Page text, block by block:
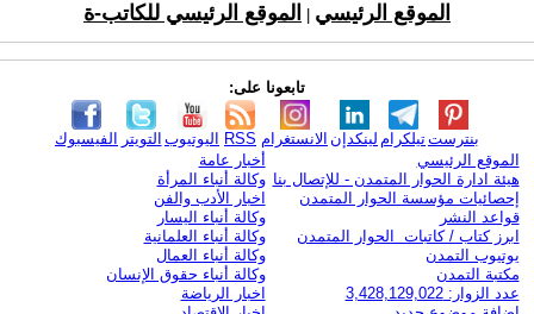
الموقع الرئيسي الموقع الرئيسي للكاتب-ة
تابعونا على:
الفيسبوك التويتر اليوتيوب RSS الانستغرام لينكدإن تيلكرامبنترست
الموقع الرئيسي
هيئة ادارة الحوار المتمدن - للإتصال بنا
إحصائيات مؤسسة الحوار المتمدن
قواعد النشر
ابرز كتاب / كاتبات الحوار المتمدن
يوتيوب التمدن
مكتبة التمدن
عدد الزوار: 3,428,129,022
أخبار عامة
وكالة أنباء المرأة
اخبار الأدب والفن
وكالة أنباء اليسار
وكالة أنباء العلمانية
وكالة أنباء العمال
وكالة أنباء حقوق الإنسان
اخبار الرياضة